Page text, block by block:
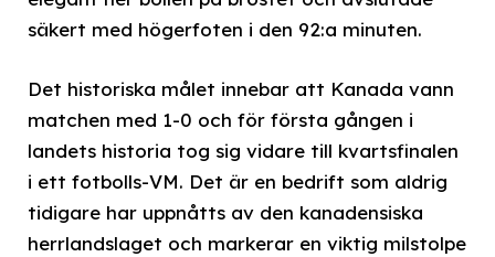
säkert med högerfoten i den 92:a minuten.
Det historiska målet innebar att Kanada vann
matchen med 1-0 och för första gången i
landets historia tog sig vidare till kvartsfinalen
i ett fotbolls-VM. Det är en bedrift som aldrig
tidigare har uppnåtts av den kanadensiska
herrlandslaget och markerar en viktig milstolpe